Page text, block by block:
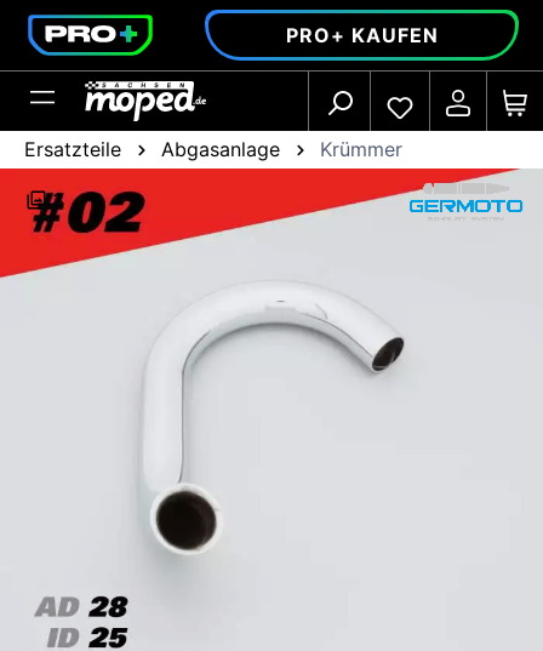
springen PRO+ KAUFEN
Ersatzteile Abgasanlage Krümmer
3